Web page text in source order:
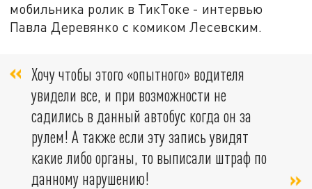
мобильника ролик в ТикТоке - интервью
Павла Деревянко с комиком Лесевским.
Хочу чтобы этого «опытного» водителя
увидели все, и при возможности не
садились в данный автобус когда он за
рулем! А также если эту запись увидят
какие либо органы, то выписали штраф по
данному нарушению!